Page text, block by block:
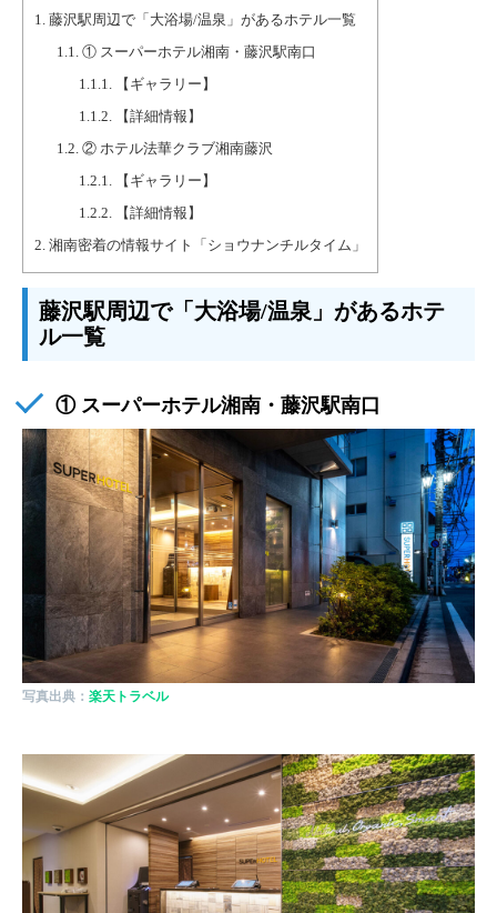
1. 藤沢駅周辺で「大浴場/温泉」があるホテル一覧
1.1.① スーパーホテル湘南・藤沢駅南口
1.1.1.【ギャラリー】
1.1.2.【詳細情報】
1.2.② ホテル法華クラブ湘南藤沢
1.2.1.【ギャラリー】
1.2.2.【詳細情報】
2. 湘南密着の情報サイト「ショウナンチルタイム」
藤沢駅周辺で「大浴場/温泉」があるホテ
ル一覧
① スーパーホテル湘南・藤沢駅南口
写真出典： 楽天トラベル